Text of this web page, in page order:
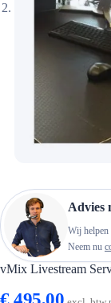
Advies
Wij helpen
Neem nu
vMix Livestream
€495,00